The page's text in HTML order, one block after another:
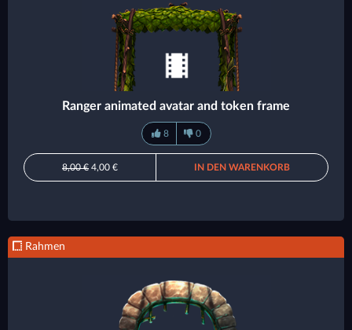
Ranger animated avatar and token frame
8 0
8,00 € 4,00 € IN DEN WARENKORB
Rahmen